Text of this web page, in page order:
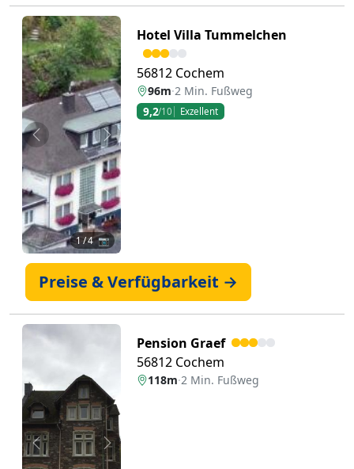
Zurück Weiter
1 / 4 📷
Hotel Villa Tummelchen
56812 Cochem
96m·2 Min. Fußweg
9,2/10 Exzellent
Preise & Verfügbarkeit →
Zurück Weiter
Pension Graef
56812 Cochem
118m·2 Min. Fußweg